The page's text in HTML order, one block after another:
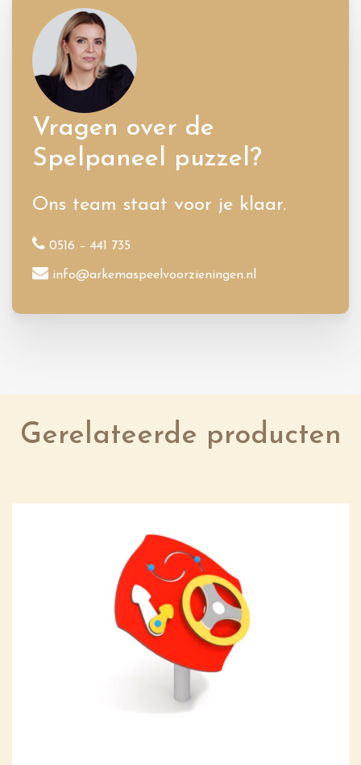
Vragen over de
Spelpaneel puzzel?
Ons team staat voor je klaar.
0516 – 441 735
info@arkemaspeelvoorzieningen.nl
Gerelateerde producten